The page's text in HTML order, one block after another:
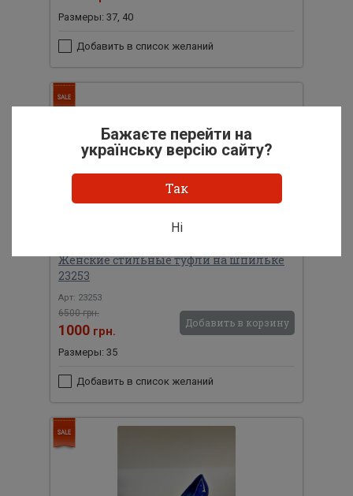
Размеры: 37, 40
Добавить в список желаний
Женские стильные туфли на шпильке
23253
Арт: 23253
6500 грн.
1000 грн.
Добавить в корзину
Размеры: 35
Добавить в список желаний
Бажаєте перейти на
українську версію сайту?
Так
Ні